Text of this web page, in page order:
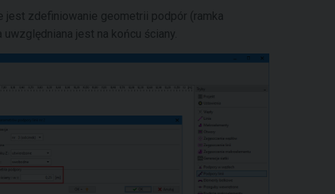
jest zdefiniowanie geometrii podpór (ramka
uwzględniana jest na końcu ściany.